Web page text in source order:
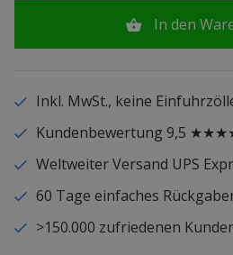
In den
Inkl. MwSt., keine
Kundenbewertung 9,5
Weltweiter Versand UPS
60 Tage einfaches
>150.000 zufriedenen